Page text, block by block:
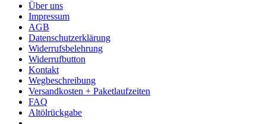
Über uns
Impressum
AGB
Datenschutzerklärung
Widerrufsbelehrung
Widerrufbutton
Kontakt
Wegbeschreibung
Versandkosten + Paketlaufzeiten
FAQ
Altölrückgabe